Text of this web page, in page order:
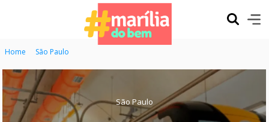
Home São Paulo
São Paulo